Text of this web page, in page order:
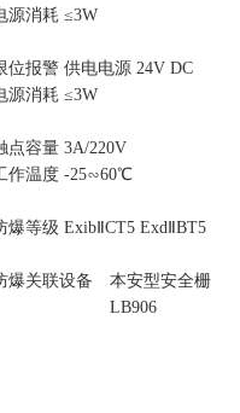
源消耗 ≤3W
位报警 供电电源 24V DC
源消耗 ≤3W
点容量 3A/220V
作温度 -25∽60℃
爆等级 ExibⅡCT5 ExdⅡBT5
爆关联设备
本安型安全栅
LB906